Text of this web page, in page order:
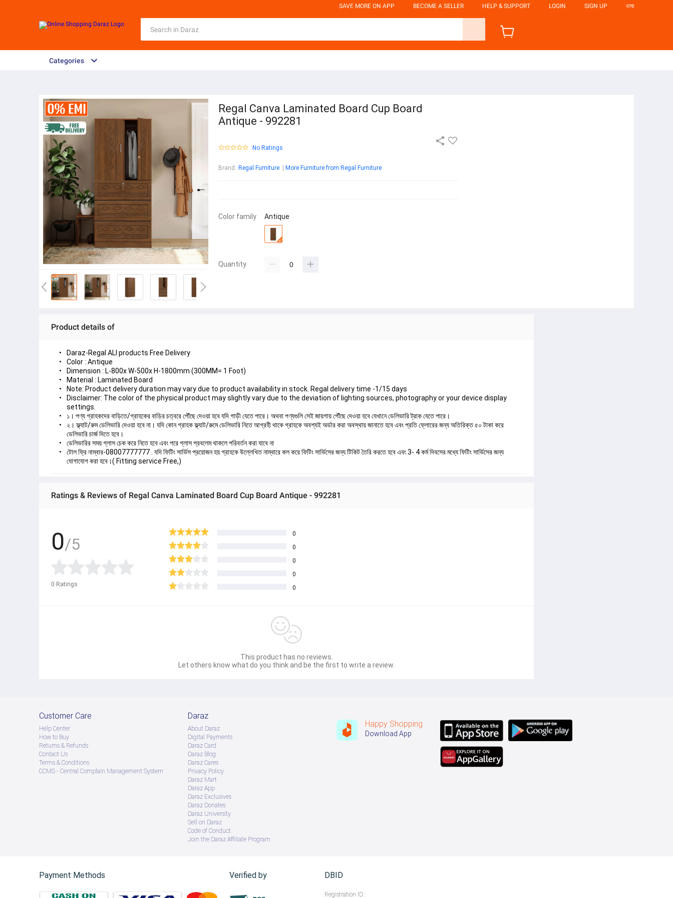
SAVE MORE ON APP BECOME A SELLER HELP & SUPPORT LOGIN SIGN UP ভাষা
Categories
Regal Canva Laminated Board Cup Board
Antique - 992281
No Ratings
Brand : Regal Furniture More Furniture from Regal Furniture
Color family Antique
Quantity
Product details of
Daraz-Regal ALl products Free Delivery
Color : Antique
Dimension : L-800x W-500x H-1800mm (300MM= 1 Foot)
Material : Laminated Board
Note: Product delivery duration may vary due to product availability in stock. Regal delivery time -1/15 days
Disclaimer: The color of the physical product may slightly vary due to the deviation of lighting sources, photography or your device display
settings.
১। পণ্য গ্রাহকদের বাড়িতে/গ্রাহকের বাড়ির চত্বরে পৌঁছে দেওয়া হবে যদি গাড়ী যেতে পারে। অথবা পণ্যগুলি সেই জায়গায় পৌঁছে দেওয়া হবে যেখানে ডেলিভারি ট্রাক যেতে পারে।
২। ফ্ল্যাট/রুম ডেলিভারি দেওয়া হবে না। যদি কোন গ্রাহক ফ্ল্যাট/রুমে ডেলিভারি নিতে আগ্রহী থাকে গ্রাহকে অবশ্যই অর্ডার করা অবস্থায় জানাতে হবে এবং প্রতি ফ্লোরের জন্য অতিরিক্ত ৫০ টাকা করে
ডেলিভারি চার্জ দিতে হবে।
ডেলিভারির সময় গ্লাস চেক করে নিতে হবে এবং পরে গ্লাস প্রবলেম থাকলে পরিবর্তন করা যাবে না
টোল ফ্রি নাম্বার-08007777777 . যদি ফিটিং সার্ভিস প্রয়োজন হয় গ্রাহকে উল্লেখিত নাম্বারে কল করে ফিটিং সার্ভিসের জন্য টিকিট তৈরি করতে হবে এবং 3- 4 কর্ম দিবসের মধ্যে ফিটিং সার্ভিসের জন্য
যোগাযোগ করা হবে।( Fitting service Free,)
Ratings & Reviews of Regal Canva Laminated Board Cup Board Antique - 992281
0/5
0 Ratings
0
0
0
0
0
This product has no reviews.
Let others know what do you think and be the first to write a review.
Customer Care
Help Center
How to Buy
Returns & Refunds
Contact Us
Terms & Conditions
CCMS - Central Complain Management System
Daraz
About Daraz
Digital Payments
Daraz Card
Daraz Blog
Daraz Cares
Privacy Policy
Daraz Mart
Daraz App
Daraz Exclusives
Daraz Donates
Daraz University
Sell on Daraz
Code of Conduct
Join the Daraz Affiliate Program
Happy Shopping
Download App
Payment Methods Verified by DBID
Registration ID :